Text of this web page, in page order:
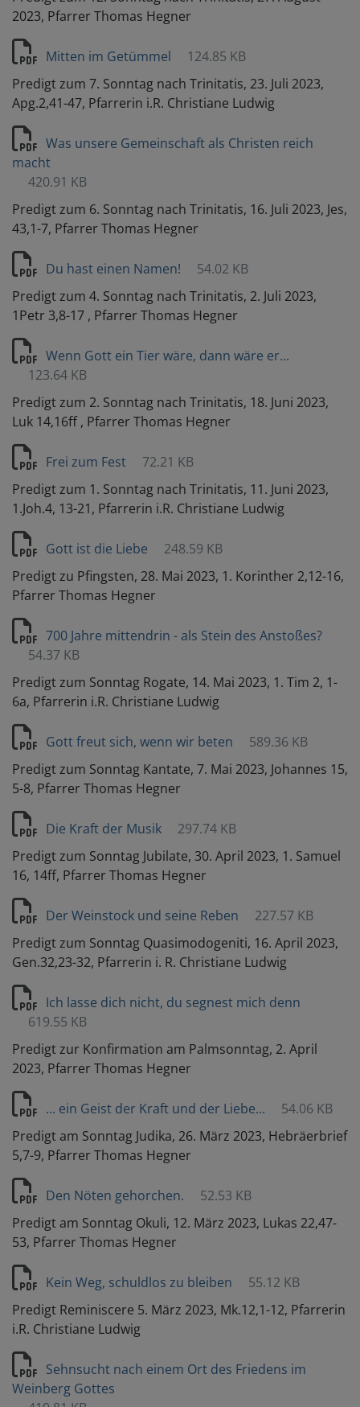
2023, Pfarrer Thomas Hegner
Mitten im Getümmel
124.85 KB
Predigt zum 7. Sonntag nach Trinitatis, 23. Juli 2023,
Apg.2,41-47, Pfarrerin i.R. Christiane Ludwig
Was unsere Gemeinschaft als Christen reich
macht
420.91 KB
Predigt zum 6. Sonntag nach Trinitatis, 16. Juli 2023, Jes,
43,1-7, Pfarrer Thomas Hegner
Du hast einen Namen!
54.02 KB
Predigt zum 4. Sonntag nach Trinitatis, 2. Juli 2023,
1Petr 3,8-17 , Pfarrer Thomas Hegner
Wenn Gott ein Tier wäre, dann wäre er...
123.64 KB
Predigt zum 2. Sonntag nach Trinitatis, 18. Juni 2023,
Luk 14,16ff , Pfarrer Thomas Hegner
Frei zum Fest
72.21 KB
Predigt zum 1. Sonntag nach Trinitatis, 11. Juni 2023,
1.Joh.4, 13-21, Pfarrerin i.R. Christiane Ludwig
Gott ist die Liebe
248.59 KB
Predigt zu Pfingsten, 28. Mai 2023, 1. Korinther 2,12-16,
Pfarrer Thomas Hegner
700 Jahre mittendrin - als Stein des Anstoßes?
54.37 KB
Predigt zum Sonntag Rogate, 14. Mai 2023, 1. Tim 2, 1-
6a, Pfarrerin i.R. Christiane Ludwig
Gott freut sich, wenn wir beten
589.36 KB
Predigt zum Sonntag Kantate, 7. Mai 2023, Johannes 15,
5-8, Pfarrer Thomas Hegner
Die Kraft der Musik
297.74 KB
Predigt zum Sonntag Jubilate, 30. April 2023, 1. Samuel
16, 14ff, Pfarrer Thomas Hegner
Der Weinstock und seine Reben
227.57 KB
Predigt zum Sonntag Quasimodogeniti, 16. April 2023,
Gen.32,23-32, Pfarrerin i. R. Christiane Ludwig
Ich lasse dich nicht, du segnest mich denn
619.55 KB
Predigt zur Konfirmation am Palmsonntag, 2. April
2023, Pfarrer Thomas Hegner
... ein Geist der Kraft und der Liebe...
54.06 KB
Predigt am Sonntag Judika, 26. März 2023, Hebräerbrief
5,7-9, Pfarrer Thomas Hegner
Den Nöten gehorchen.
52.53 KB
Predigt am Sonntag Okuli, 12. März 2023, Lukas 22,47-
53, Pfarrer Thomas Hegner
Kein Weg, schuldlos zu bleiben
55.12 KB
Predigt Reminiscere 5. März 2023, Mk.12,1-12, Pfarrerin
i.R. Christiane Ludwig
Sehnsucht nach einem Ort des Friedens im
Weinberg Gottes